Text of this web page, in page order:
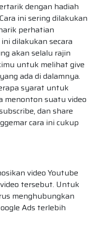
dengan hadiah
ini sering dilakukan
perhatian
dilakukan secara
akan selalu rajin
untuk melihat give
ada di dalamnya.
syarat untuk
menonton suatu video
dan share
cara ini cukup
video Youtube
tersebut. Untuk
menghubungkan
Ads terlebih